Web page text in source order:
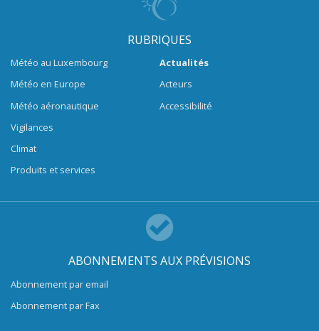
RUBRIQUES
Météo au Luxembourg
Météo en Europe
Météo aéronautique
Vigilances
Climat
Produits et services
Actualités
Acteurs
Accessibilité
ABONNEMENTS AUX PRÉVISIONS
Abonnement par email
Abonnement par Fax